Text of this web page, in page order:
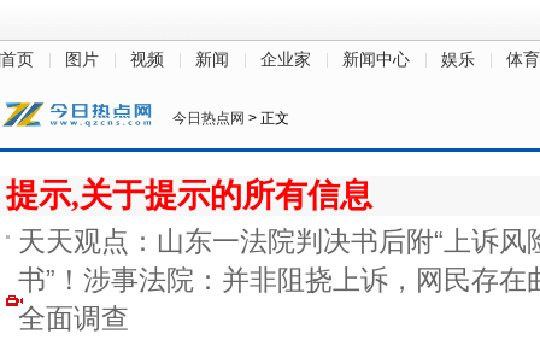
首页 图片 视频 新闻 企业家 新闻中心 娱乐 体育
今日热点网 > 正文
提示,关于提示的所有信息
天天观点：山东一法院判决书后附“上诉风
书”！涉事法院：并非阻挠上诉，网民存在
全面调查